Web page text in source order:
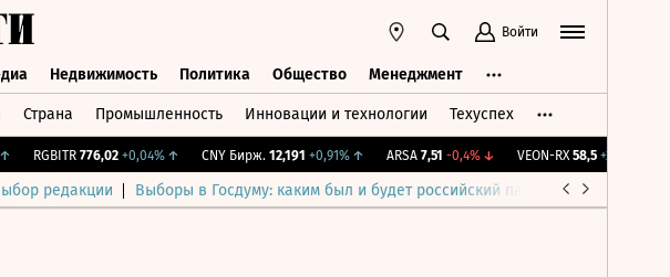
Войти
Недвижимость Политика Общество Менеджмент
Страна Промышленность Инновации и технологии Техуспех
RGBITR 776,02 +0,04%↑ CNY Бирж. 12,191 +0,91%↑ ARSA 7,51 -0,4%↓ VEON-RX 58,5 +2,45%
редакции Выборы в Госдуму: каким был и будет российский парламент